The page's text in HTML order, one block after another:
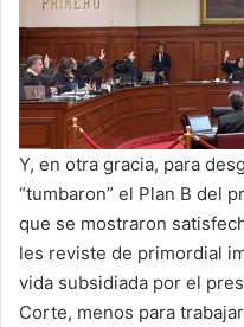
Y, en otra gracia, para
“tumbaron” el Plan B del
que se mostraron
les reviste de primordial
vida subsidiada por el
Corte, menos para